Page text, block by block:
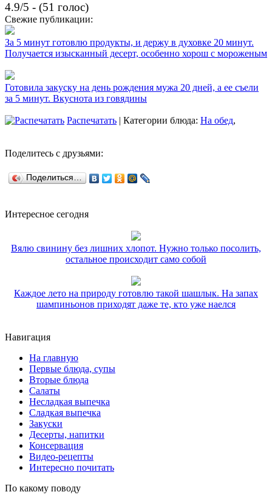
4.9/5 - (51 голос)
Свежие публикации:
За 5 минут готовлю продукты, и держу в духовке 20 минут.
Получается изысканный десерт, особенно хорош с мороженым
Готовила закуску на день рождения мужа 20 дней, а ее съели
за 5 минут. Вкуснота из говядины
Распечатать | Категории блюда: На обед,
Поделитесь с друзьями:
Поделиться…
Интересное сегодня
Вялю свинину без лишних хлопот. Нужно только посолить,
остальное происходит само собой
Каждое лето на природу готовлю такой шашлык. На запах
шампиньонов приходят даже те, кто уже наелся
Навигация
На главную
Первые блюда, супы
Вторые блюда
Салаты
Несладкая выпечка
Сладкая выпечка
Закуски
Десерты, напитки
Консервация
Видео-рецепты
Интересно почитать
По какому поводу